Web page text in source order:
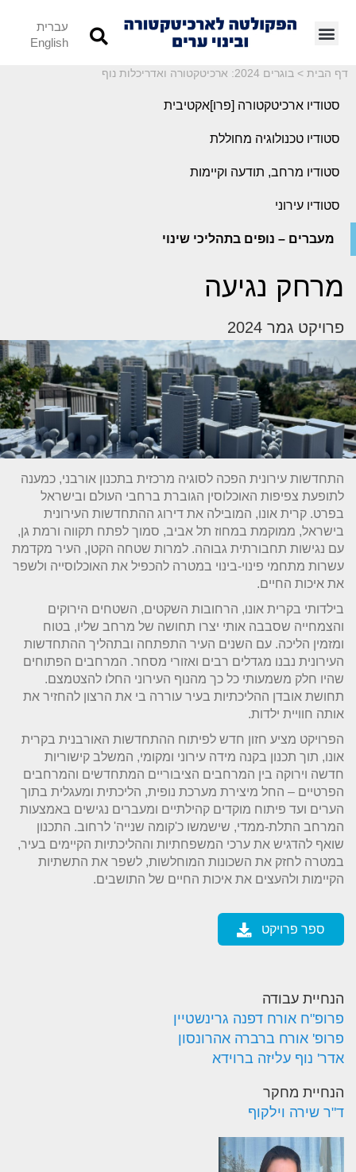
עברית
English
דף הבית > בוגרים 2024: ארכיטקטורה ואדריכלות נוף
סטודיו ארכיטקטורה [פרו]אקטיבית
סטודיו טכנולוגיה מחוללת
סטודיו מרחב, תודעה וקיימות
סטודיו עירוני
מעברים – נופים בתהליכי שינוי
מרחק נגיעה
פרויקט גמר 2024
התחדשות עירונית הפכה לסוגיה מרכזית בתכנון אורבני, כמענה
לתופעת צפיפות האוכלוסין הגוברת ברחבי העולם ובישראל
בפרט. קרית אונו, המובילה את דירוג ההתחדשות העירונית
בישראל, ממוקמת במחוז תל אביב, סמוך לפתח תקווה ורמת גן,
עם נגישות תחבורתית גבוהה. למרות שטחה הקטן, העיר מקדמת
עשרות מתחמי פינוי-בינוי במטרה להכפיל את האוכלוסייה ולשפר
את איכות החיים.
בילדותי בקרית אונו, הרחובות השקטים, השטחים הירוקים
והצמחייה שסבבה אותי יצרו תחושה של מרחב שליו, בטוח
ומזמין הליכה. עם השנים העיר התפתחה ובתהליך ההתחדשות
העירונית נבנו מגדלים רבים ואזורי מסחר. המרחבים הפתוחים
שהיו חלק משמעותי כל כך מהנוף העירוני החלו להצטמצם.
תחושת אובדן ההליכתיות בעיר עוררה בי את הרצון להחזיר את
אותה חוויית ילדות.
הפרויקט מציע חזון חדש לפיתוח ההתחדשות האורבנית בקרית
אונו, תוך תכנון בקנה מידה עירוני ומקומי, המשלב קישוריות
חדשה וירוקה בין המרחבים הציבוריים המתחדשים והמרחבים
הפרטיים – החל מיצירת מערכת נופית, הליכתית ומעגלית בתוך
הערים ועד פיתוח מוקדים קהילתיים ומעברים נגישים באמצעות
המרחב התלת-ממדי, שישמשו כ'קומה שנייה' לרחוב. התכנון
שואף להדגיש את ערכי המשפחתיות וההליכתיות הקיימים בעיר,
במטרה לחזק את השכונות המוחלשות, לשפר את התשתיות
הקיימות ולהעצים את איכות החיים של התושבים.
ספר פרויקט
הנחיית עבודה
פרופ"ח אורח דפנה גרינשטיין
פרופ' אורח ברברה אהרונסון
אדר' נוף עליזה ברוידא
הנחיית מחקר
ד"ר שירה וילקוף